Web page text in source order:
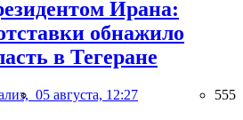
Ирана:
обнажило
в Тегеране
05 августа, 12:27 555